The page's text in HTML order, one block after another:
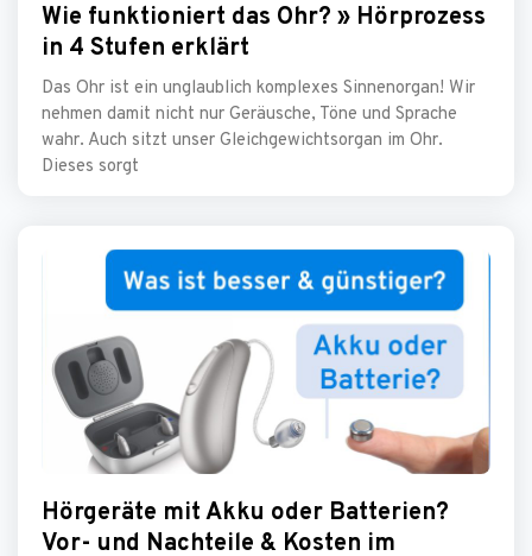
Wie funktioniert das Ohr? » Hörprozess
in 4 Stufen erklärt
Das Ohr ist ein unglaublich komplexes Sinnenorgan! Wir
nehmen damit nicht nur Geräusche, Töne und Sprache
wahr. Auch sitzt unser Gleichgewichtsorgan im Ohr.
Dieses sorgt
Hörgeräte mit Akku oder Batterien?
Vor- und Nachteile & Kosten im